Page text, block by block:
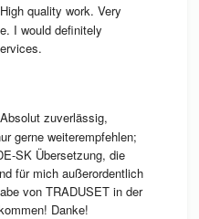
High quality work. Very
I would definitely
Absolut zuverlässig,
gerne weiterempfehlen;
SK Übersetzung, die
für mich außerordentlich
von TRADUSET in der
Danke!